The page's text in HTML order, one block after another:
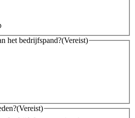
het bedrijfspand?(Vereist)
(Vereist)